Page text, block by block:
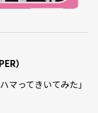
）
マってきいてみた」